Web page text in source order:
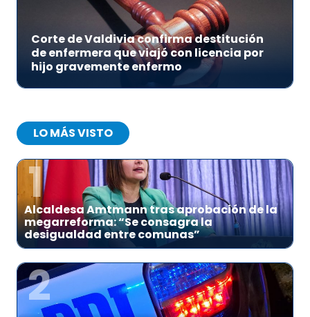
Corte de Valdivia confirma destitución
de enfermera que viajó con licencia por
hijo gravemente enfermo
LO MÁS VISTO
1
Alcaldesa Amtmann tras aprobación de la
megarreforma: “Se consagra la
desigualdad entre comunas”
2